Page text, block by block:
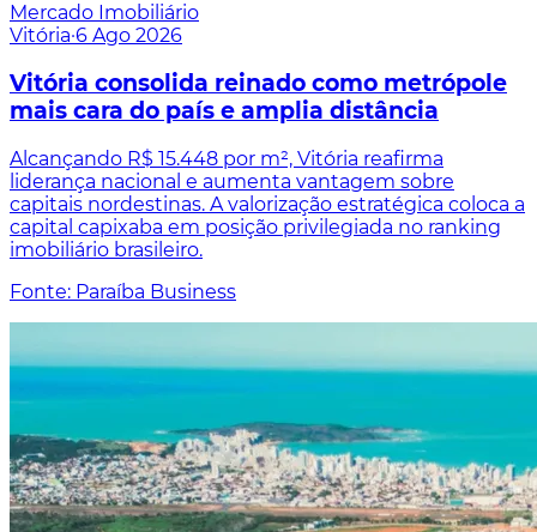
Mercado Imobiliário
Vitória·6 Ago 2026
Vitória consolida reinado como metrópole
mais cara do país e amplia distância
Alcançando R$ 15.448 por m², Vitória reafirma
liderança nacional e aumenta vantagem sobre
capitais nordestinas. A valorização estratégica coloca a
capital capixaba em posição privilegiada no ranking
imobiliário brasileiro.
Fonte: Paraíba Business